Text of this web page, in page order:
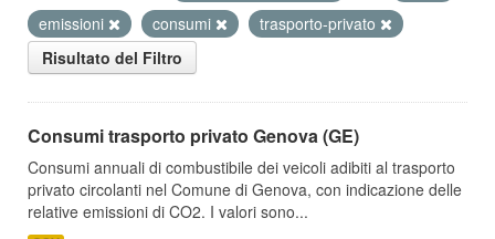
emissioni
consumi
trasporto-privato
Risultato del Filtro
Consumi trasporto privato Genova (GE)
Consumi annuali di combustibile dei veicoli adibiti al trasporto
privato circolanti nel Comune di Genova, con indicazione delle
relative emissioni di CO2. I valori sono...